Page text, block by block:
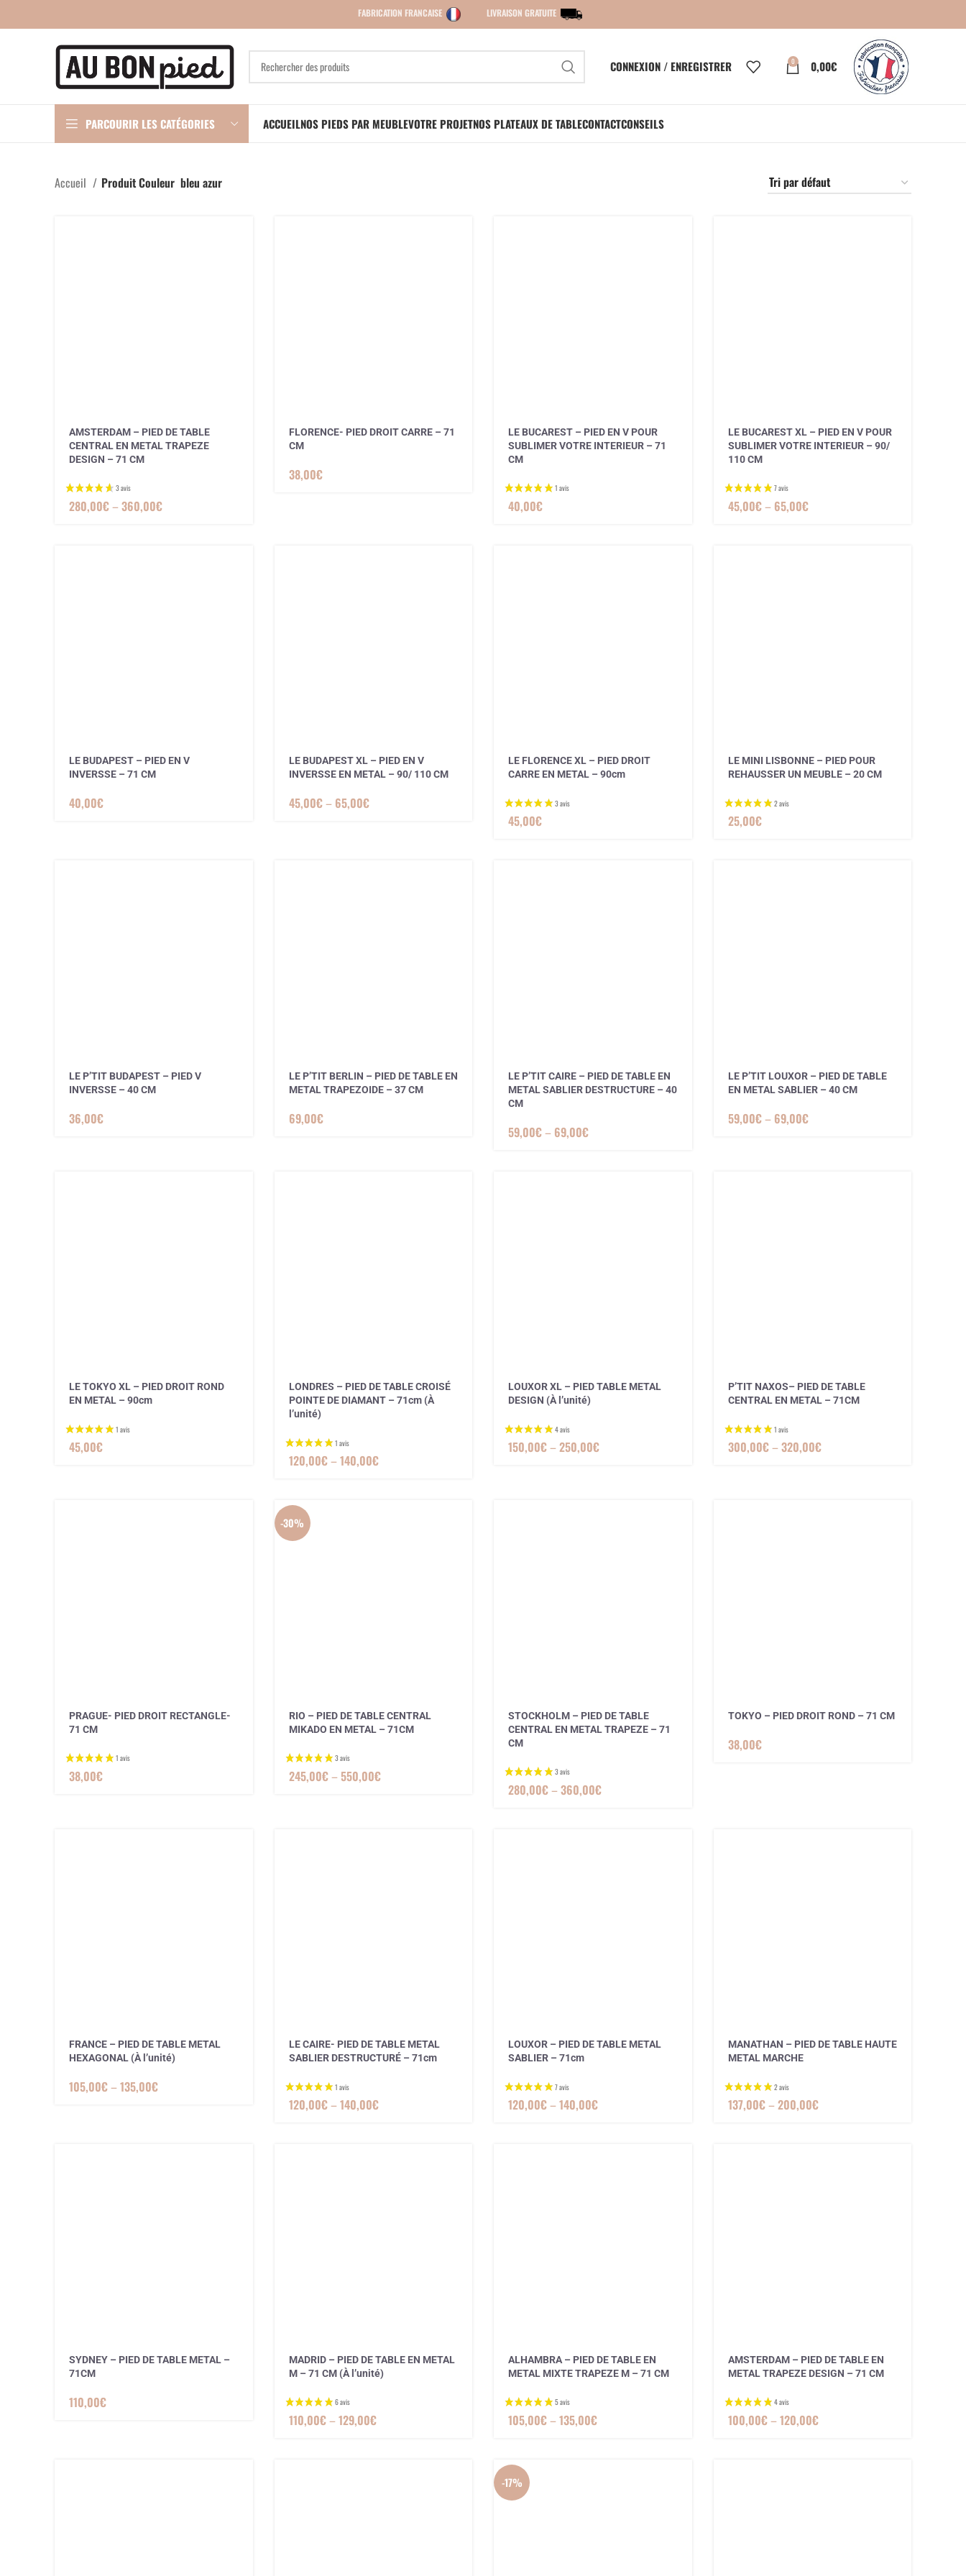
FABRICATION FRANCAISE LIVRAISON GRATUITE
CONNEXION / ENREGISTRER 0 0,00€
PARCOURIR LES CATÉGORIES ACCUEILNOS PIEDS PAR MEUBLEVOTRE PROJETNOS PLATEAUX DE TABLECONTACTCONSEILS
Accueil Produit Couleur bleu azur
AMSTERDAM – PIED DE TABLE
CENTRAL EN METAL TRAPEZE
DESIGN – 71 CM
280,00€–360,00€
FLORENCE- PIED DROIT CARRE – 71
CM
38,00€
LE BUCAREST – PIED EN V POUR
SUBLIMER VOTRE INTERIEUR – 71
CM
40,00€
LE BUCAREST XL – PIED EN V POUR
SUBLIMER VOTRE INTERIEUR – 90/
110 CM
45,00€– 65,00€
LE BUDAPEST – PIED EN V
INVERSSE – 71 CM
40,00€
LE BUDAPEST XL – PIED EN V
INVERSSE EN METAL – 90/ 110 CM
45,00€– 65,00€
LE FLORENCE XL – PIED DROIT
CARRE EN METAL – 90cm
45,00€
LE MINI LISBONNE – PIED POUR
REHAUSSER UN MEUBLE – 20 CM
25,00€
LE P’TIT BUDAPEST – PIED V
INVERSSE – 40 CM
36,00€
LE P’TIT BERLIN – PIED DE TABLE EN
METAL TRAPEZOIDE – 37 CM
69,00€
LE P’TIT CAIRE – PIED DE TABLE EN
METAL SABLIER DESTRUCTURE – 40
CM
59,00€– 69,00€
LE P’TIT LOUXOR – PIED DE TABLE
EN METAL SABLIER – 40 CM
59,00€– 69,00€
LE TOKYO XL – PIED DROIT ROND
EN METAL – 90cm
45,00€
LONDRES – PIED DE TABLE CROISÉ
POINTE DE DIAMANT – 71cm (À
l’unité)
1 avis
120,00€–140,00€
LOUXOR XL – PIED TABLE METAL
DESIGN (À l’unité)
150,00€–250,00€
P’TIT NAXOS– PIED DE TABLE
CENTRAL EN METAL – 71CM
300,00€–320,00€
PRAGUE- PIED DROIT RECTANGLE-
71 CM
38,00€
-30%
RIO – PIED DE TABLE CENTRAL
MIKADO EN METAL – 71CM
245,00€– 550,00€
STOCKHOLM – PIED DE TABLE
CENTRAL EN METAL TRAPEZE – 71
CM
280,00€–360,00€
TOKYO – PIED DROIT ROND – 71 CM
38,00€
FRANCE – PIED DE TABLE METAL
HEXAGONAL (À l’unité)
105,00€–135,00€
LE CAIRE- PIED DE TABLE METAL
SABLIER DESTRUCTURÉ – 71cm
120,00€–140,00€
LOUXOR – PIED DE TABLE METAL
SABLIER – 71cm
120,00€–140,00€
MANATHAN – PIED DE TABLE HAUTE
METAL MARCHE
137,00€–200,00€
SYDNEY – PIED DE TABLE METAL –
71CM
110,00€
MADRID – PIED DE TABLE EN METAL
M – 71 CM (À l’unité)
110,00€–129,00€
ALHAMBRA – PIED DE TABLE EN
METAL MIXTE TRAPEZE M – 71 CM
105,00€–135,00€
AMSTERDAM – PIED DE TABLE EN
METAL TRAPEZE DESIGN – 71 CM
100,00€–120,00€
-17%